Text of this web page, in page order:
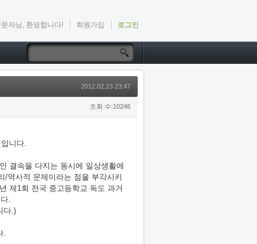
문자님, 환영합니다! 회원가입 로그인
2012.02.23 23:47
조회 수:10246
니다.
결속을 다지는 동시에 일상생활에
/역사적 문제이라는 점을 부각시키
제1회 전국 중고등학교 독도 과거
.
다.)
.